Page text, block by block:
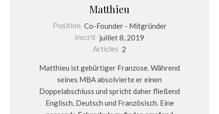
Matthieu
Position Co-Founder - Mitgründer
Inscrit juillet 8, 2019
Articles 2
Matthieu ist gebürtiger Franzose. Während
seines MBA absolvierte er einen
Doppelabschluss und spricht daher fließend
Englisch, Deutsch und Französisch. Eine